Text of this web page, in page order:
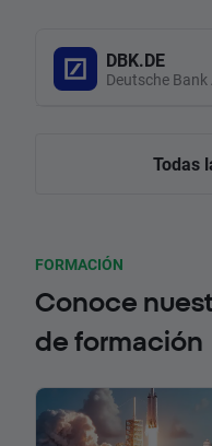
DBK.DE
Deutsche Bank
Todas
FORMACIÓN
Conoce
de formación